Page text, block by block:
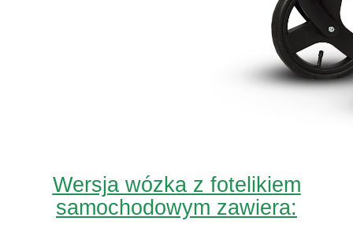
Wersja wózka z fotelikiem
samochodowym zawiera: